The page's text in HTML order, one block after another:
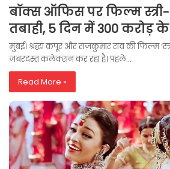
बॉक्स ऑफिस पर फिल्म
तबाही, 5 दिन में 300 करोड़
मुंबई। श्रद्धा कपूर और राजकुमार राव की फिल्म
जबरदस्त कलेक्शन कर रहा है। पहले…
Read More »